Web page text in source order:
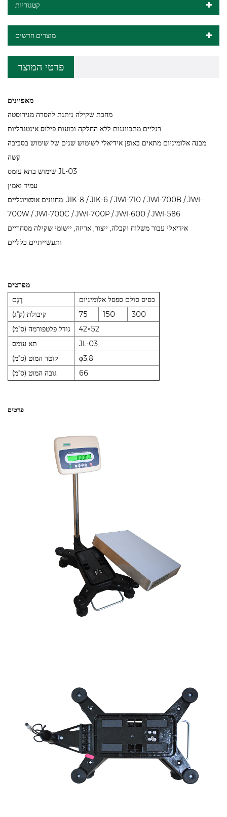
קטגוריות
מוצרים חדשים
פרטי המוצר
מאפיינים
מחבת שקילה ניתנת להסרה מנירוסטה
רגליים מתכווננות ללא החלקה ובועות פילוס אינטגרליות
מבנה אלומיניום מתאים באופן אידיאלי לשימוש שנים של שימוש בסביבה
קשה
שימוש בתא עומס JL-03
עמיד ואמין
מחוונים אופציונליים: JIK-8 / JIK-6 / JWI-710 / JWI-700B / JWI-
700W / JWI-700C / JWI-700P / JWI-600 / JWI-586
אידיאלי עבור משלוח וקבלה, ייצור, אריזה, יישומי שקילה מסחריים
ותעשייתיים כלליים
מפרטים
דֶגֶם
בסיס סולם ספסל אלומיניום
קיבולת (ק"ג)
75 150
300
גודל פלטפורמה (ס"מ)
42×52
תא עומס
JL-03
קוטר המוט (ס"מ)
φ3.8
גובה המוט (ס"מ)
66
פרטים